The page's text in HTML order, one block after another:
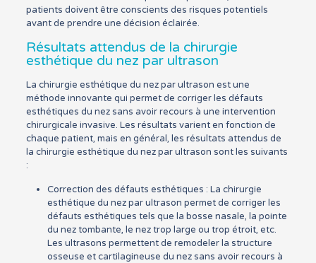
patients doivent être conscients des risques potentiels
avant de prendre une décision éclairée.
Résultats attendus de la chirurgie
esthétique du nez par ultrason
La chirurgie esthétique du nez par ultrason est une
méthode innovante qui permet de corriger les défauts
esthétiques du nez sans avoir recours à une intervention
chirurgicale invasive. Les résultats varient en fonction de
chaque patient, mais en général, les résultats attendus de
la chirurgie esthétique du nez par ultrason sont les suivants
:
Correction des défauts esthétiques : La chirurgie
esthétique du nez par ultrason permet de corriger les
défauts esthétiques tels que la bosse nasale, la pointe
du nez tombante, le nez trop large ou trop étroit, etc.
Les ultrasons permettent de remodeler la structure
osseuse et cartilagineuse du nez sans avoir recours à